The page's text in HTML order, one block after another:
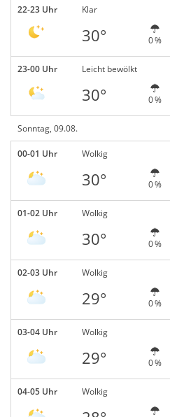
22-23 Uhr Klar
30° 0 %
23-00 Uhr Leicht bewölkt
30° 0 %
Sonntag, 09.08.
00-01 Uhr Wolkig
30° 0 %
01-02 Uhr Wolkig
30° 0 %
02-03 Uhr Wolkig
29° 0 %
03-04 Uhr Wolkig
29° 0 %
04-05 Uhr Wolkig